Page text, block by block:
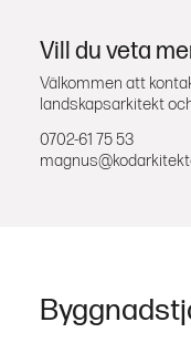
Vill du veta
Välkommen att
landskapsarkitekt
0702-61 75 53